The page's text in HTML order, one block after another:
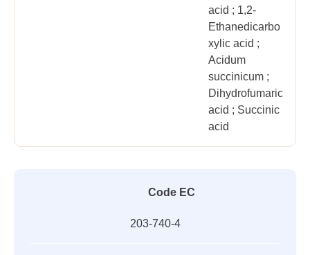
acid ; 1,2-
Ethanedicarbo
xylic acid ;
Acidum
succinicum ;
Dihydrofumaric
acid ; Succinic
acid
Code EC
203-740-4